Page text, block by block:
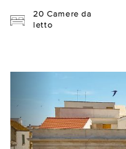
20 Camere da
letto